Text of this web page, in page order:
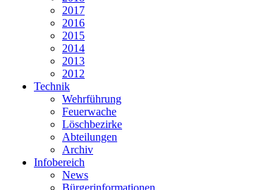
2017
2016
2015
2014
2013
2012
Technik
Wehrführung
Feuerwache
Löschbezirke
Abteilungen
Archiv
Infobereich
News
Bürgerinformationen